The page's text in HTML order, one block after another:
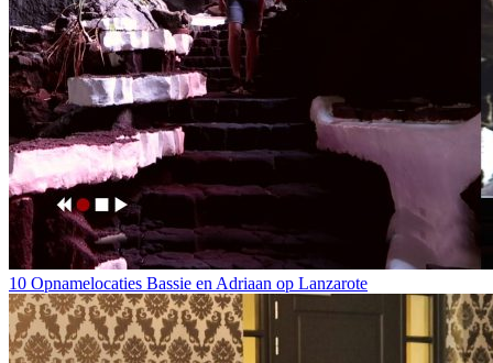
10 Opnamelocaties Bassie en Adriaan op Lanzarote